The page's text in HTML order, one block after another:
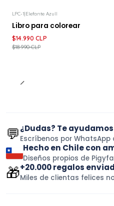
DESCUENTO
LPC-1|Elefante Azull
Libro para colorear
$14.990 CLP
$18.990 CLP
💬¿Dudas? Te ayudamos
Escríbenos por WhatsApp
Hecho en Chile con
Diseños propios de
🎁+20.000 regalos
Miles de clientas felices